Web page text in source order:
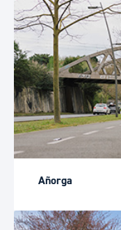
Añorga